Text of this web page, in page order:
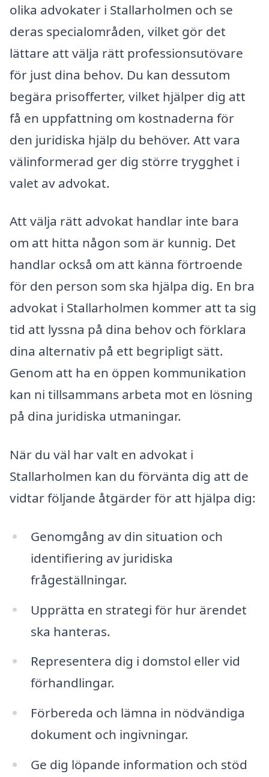
olika advokater i Stallarholmen och se
deras specialområden, vilket gör det
lättare att välja rätt professionsutövare
för just dina behov. Du kan dessutom
begära prisofferter, vilket hjälper dig att
få en uppfattning om kostnaderna för
den juridiska hjälp du behöver. Att vara
välinformerad ger dig större trygghet i
valet av advokat.
Att välja rätt advokat handlar inte bara
om att hitta någon som är kunnig. Det
handlar också om att känna förtroende
för den person som ska hjälpa dig. En bra
advokat i Stallarholmen kommer att ta sig
tid att lyssna på dina behov och förklara
dina alternativ på ett begripligt sätt.
Genom att ha en öppen kommunikation
kan ni tillsammans arbeta mot en lösning
på dina juridiska utmaningar.
När du väl har valt en advokat i
Stallarholmen kan du förvänta dig att de
vidtar följande åtgärder för att hjälpa dig:
Genomgång av din situation och
identifiering av juridiska
frågeställningar.
Upprätta en strategi för hur ärendet
ska hanteras.
Representera dig i domstol eller vid
förhandlingar.
Förbereda och lämna in nödvändiga
dokument och ingivningar.
Ge dig löpande information och stöd